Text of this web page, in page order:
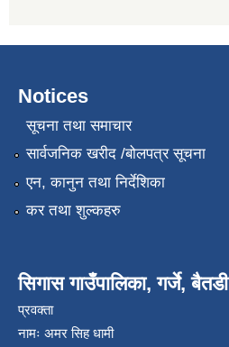
Notices
सूचना तथा समाचार
सार्वजनिक खरीद /बोलपत्र सूचना
एन, कानुन तथा निर्देशिका
कर तथा शुल्कहरु
सिगास गाउँपालिका, गर्जे, बैतडी
प्रवक्ता
नामः अमर सिह धामी